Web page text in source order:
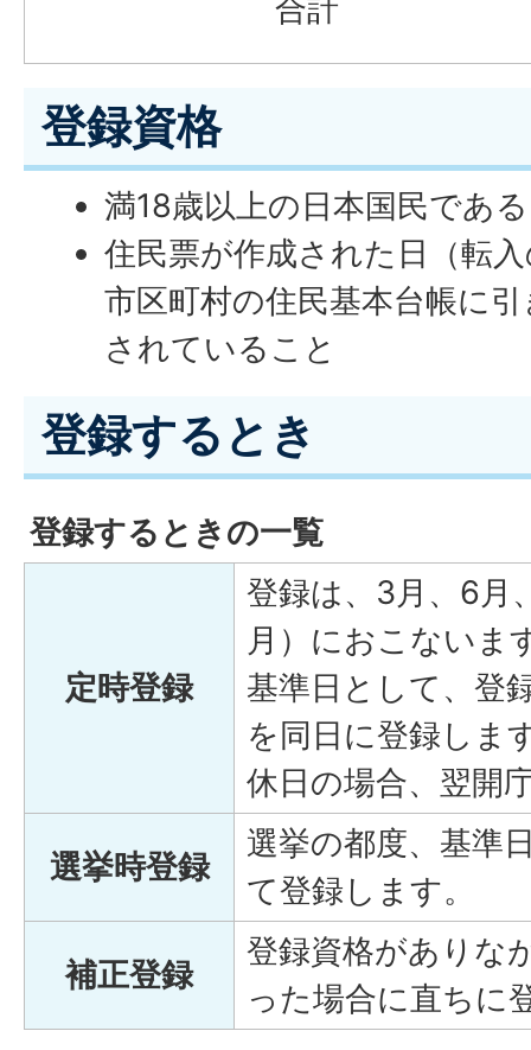
合計
登録資格
満18歳以上の日本国民であ
住民票が作成された日（転
市区町村の住民基本台帳に
されていること
登録するとき
登録するときの一覧
定時登録
登録は、3月、6月
月）におこないま
基準日として、登
を同日に登録しま
休日の場合、翌開
選挙時登録
選挙の都度、基準
て登録します。
補正登録
登録資格がありな
った場合に直ちに